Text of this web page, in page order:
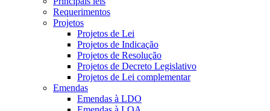
Requerimentos
Projetos
Projetos de Lei
Projetos de Indicação
Projetos de Resolução
Projetos de Decreto Legislativo
Projetos de Lei complementar
Emendas
Emendas à LDO